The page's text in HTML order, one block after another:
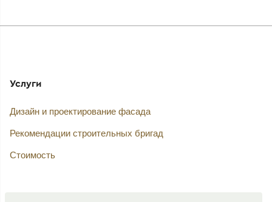
Услуги
Дизайн и проектирование фасада
Рекомендации строительных бригад
Стоимость